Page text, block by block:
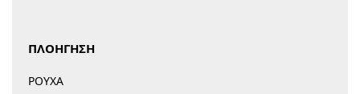
ΠΛΟΗΓΗΣΗ
ΡΟΥΧΑ